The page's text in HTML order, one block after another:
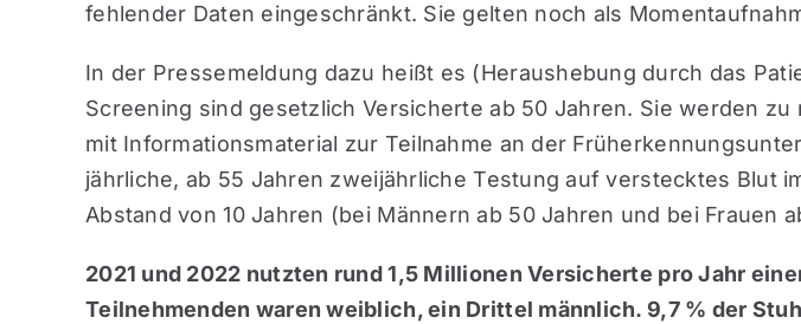
fehlender Daten eingeschränkt. Sie gelten noch als
In der Pressemeldung dazu heißt es (Heraushebung durch das
Screening sind gesetzlich Versicherte ab 50 Jahren. Sie werden
mit Informationsmaterial zur Teilnahme an der
jährliche, ab 55 Jahren zweijährliche Testung auf verstecktes Blut
Abstand von 10 Jahren (bei Männern ab 50 Jahren und bei Frauen
2021 und 2022 nutzten rund 1,5 Millionen Versicherte pro Jahr
Teilnehmenden waren weiblich, ein Drittel männlich. 9,7 % der